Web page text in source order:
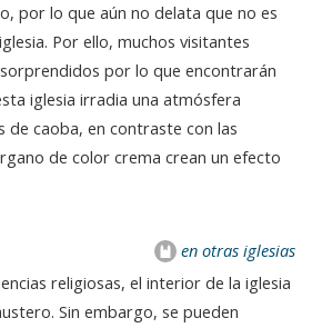
por lo que aún no delata que no es
Por ello, muchos visitantes
por lo que encontrarán
iglesia irradia una atmósfera
de caoba, en contraste con las
de color crema crean un efecto
en otras iglesias
religiosas, el interior de la iglesia
Sin embargo, se pueden